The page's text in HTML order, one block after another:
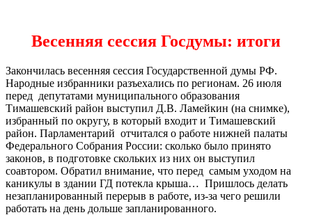
Весенняя сессия Госдумы: итоги
Закончилась весенняя сессия Государственной думы РФ.
Народные избранники разъехались по регионам. 26 июля
перед депутатами муниципального образования
Тимашевский район выступил Д.В. Ламейкин (на снимке),
избранный по округу, в который входит и Тимашевский
район. Парламентарий отчитался о работе нижней палаты
Федерального Собрания России: сколько было принято
законов, в подготовке скольких из них он выступил
соавтором. Обратил внимание, что перед самым уходом на
каникулы в здании ГД потекла крыша… Пришлось делать
незапланированный перерыв в работе, из-за чего решили
работать на день дольше запланированного.